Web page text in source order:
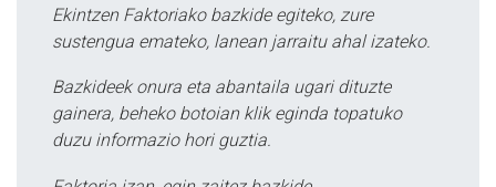
Ekintzen Faktoriako bazkide egiteko, zure
sustengua emateko, lanean jarraitu ahal izateko.
Bazkideek onura eta abantaila ugari dituzte
gainera, beheko botoian klik eginda topatuko
duzu informazio hori guztia.